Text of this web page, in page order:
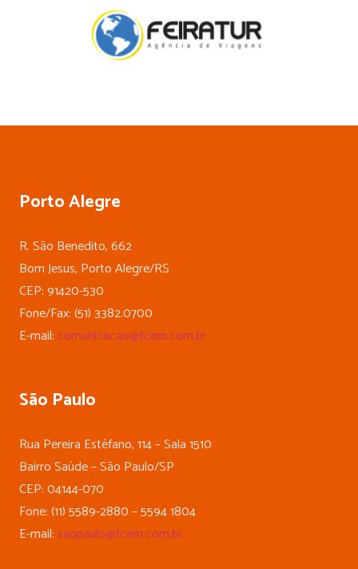
Porto Alegre
R. São Benedito, 662
Bom Jesus, Porto Alegre/RS
CEP: 91420-530
Fone/Fax: (51) 3382.0700
E-mail: comunicacao@fcem.com.br
São Paulo
Rua Pereira Estéfano, 114 – Sala 1510
Bairro Saúde – São Paulo/SP
CEP: 04144-070
Fone: (11) 5589-2880 – 5594 1804
E-mail: saopaulo@fcem.com.br